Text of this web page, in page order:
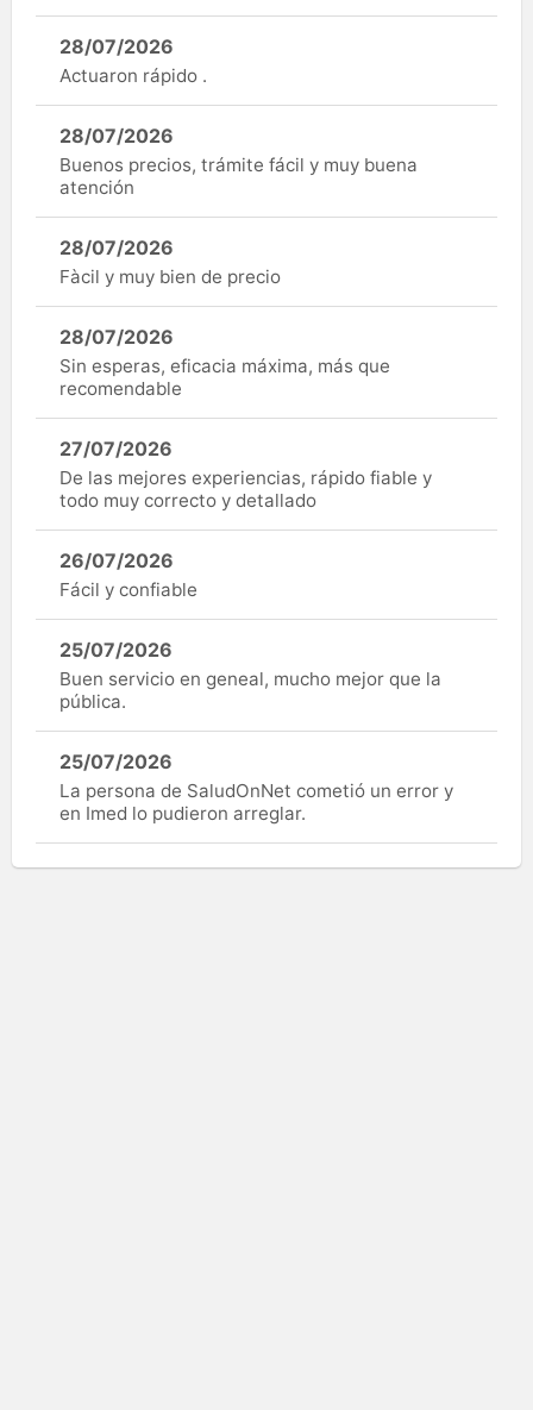
28/07/2026
Actuaron rápido .
28/07/2026
Buenos precios, trámite fácil y muy buena
atención
28/07/2026
Fàcil y muy bien de precio
28/07/2026
Sin esperas, eficacia máxima, más que
recomendable
27/07/2026
De las mejores experiencias, rápido fiable y
todo muy correcto y detallado
26/07/2026
Fácil y confiable
25/07/2026
Buen servicio en geneal, mucho mejor que la
pública.
25/07/2026
La persona de SaludOnNet cometió un error y
en Imed lo pudieron arreglar.